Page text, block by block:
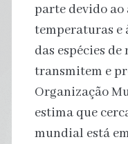
parte devido ao
temperaturas e
das espécies
transmitem e
Organização
estima que
mundial está